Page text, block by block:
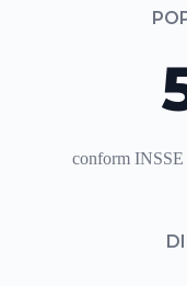
conform INSSE